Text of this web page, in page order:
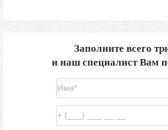
Заполните всего
и наш специалист Вам